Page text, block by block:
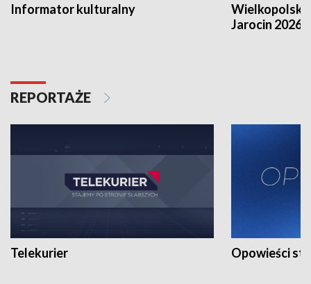
Informator kulturalny
Jarocin 2026
REPORTAŻE
Telekurier Opowieści